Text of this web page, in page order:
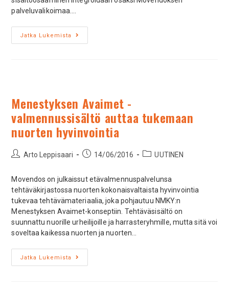
palveluvalikoimaa.…
Jatka Lukemista
Menestyksen Avaimet -
valmennussisältö auttaa tukemaan
nuorten hyvinvointia
Arto Leppisaari 14/06/2016 UUTINEN
Movendos on julkaissut etävalmennuspalvelunsa
tehtäväkirjastossa nuorten kokonaisvaltaista hyvinvointia
tukevaa tehtävämateriaalia, joka pohjautuu NMKY:n
Menestyksen Avaimet-konseptiin. Tehtäväsisältö on
suunnattu nuorille urheilijoille ja harrasteryhmille, mutta sitä voi
soveltaa kaikessa nuorten ja nuorten…
Jatka Lukemista